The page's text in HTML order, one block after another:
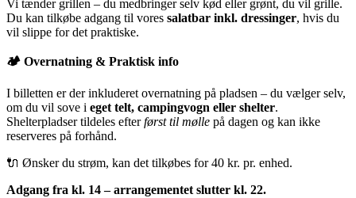
Vi tænder grillen – du medbringer selv kød eller grønt, du vil grille.
Du kan tilkøbe adgang til vores salatbar inkl. dressinger, hvis du
vil slippe for det praktiske.
🏕️ Overnatning & Praktisk info
I billetten er der inkluderet overnatning på pladsen – du vælger selv,
om du vil sove i eget telt, campingvogn eller shelter.
Shelterpladser tildeles efterførst til mølle på dagen og kan ikke
reserveres på forhånd.
🔌 Ønsker du strøm, kan det tilkøbes for 40 kr. pr. enhed.
Adgang fra kl. 14 – arrangementet slutter kl. 22.